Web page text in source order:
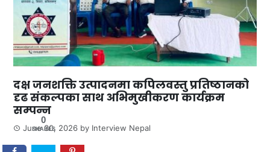
दक्ष जनशक्ति उत्पादनमा कपिलवस्तु प्रतिष्ठानको
दृढ संकल्पका साथ अभिमुखीकरण कार्यक्रम
सम्पन्न
June 30, 2026 by Interview Nepal
0
SHARES